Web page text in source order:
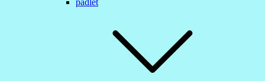
padlet